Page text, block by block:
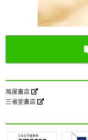
旭屋書店
三省堂書店